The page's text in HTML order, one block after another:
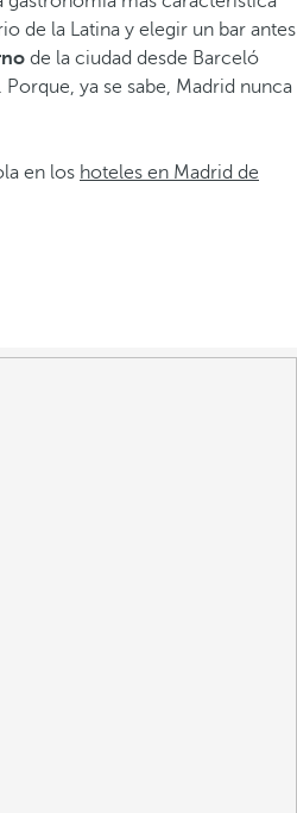
de la Latina y elegir un bar antes
de la ciudad desde Barceló
ya se sabe, Madrid nunca
en los hoteles en Madrid de